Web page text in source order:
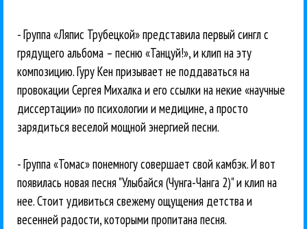
- Группа «Ляпис Трубецкой» представила первый сингл с
грядущего альбома – песню «Танцуй!», и клип на эту
композицию. Гуру Кен призывает не поддаваться на
провокации Сергея Михалка и его ссылки на некие «научные
диссертации» по психологии и медицине, а просто
зарядиться веселой мощной энергией песни.
- Группа «Томас» понемногу совершает свой камбэк. И вот
появилась новая песня "Улыбайся (Чунга-Чанга 2)" и клип на
нее. Стоит удивиться свежему ощущения детства и
весенней радости, которыми пропитана песня.